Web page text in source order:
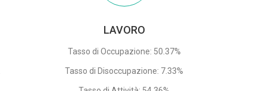
LAVORO
Tasso di Occupazione: 50.37%
Tasso di Disoccupazione: 7.33%